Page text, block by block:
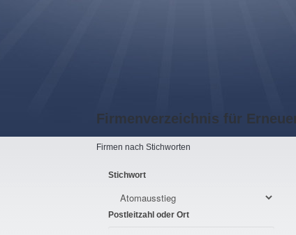
Firmenverzeichnis für
Firmen nach Stichworten
Stichwort
Postleitzahl oder Ort